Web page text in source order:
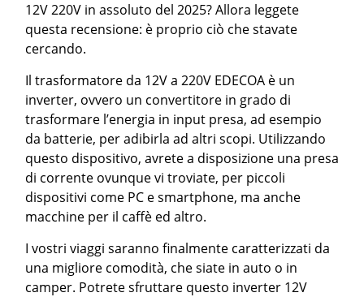
12V 220V in assoluto del 2025? Allora leggete
questa recensione: è proprio ciò che stavate
cercando.
Il trasformatore da 12V a 220V EDECOA è un
inverter, ovvero un convertitore in grado di
trasformare l’energia in input presa, ad esempio
da batterie, per adibirla ad altri scopi. Utilizzando
questo dispositivo, avrete a disposizione una presa
di corrente ovunque vi troviate, per piccoli
dispositivi come PC e smartphone, ma anche
macchine per il caffè ed altro.
I vostri viaggi saranno finalmente caratterizzati da
una migliore comodità, che siate in auto o in
camper. Potrete sfruttare questo inverter 12V